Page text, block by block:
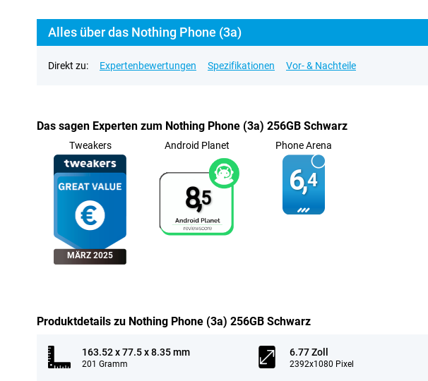
Alles über das Nothing Phone (3a)
Direkt zu: Expertenbewertungen Spezifikationen Vor- & Nachteile
Das sagen Experten zum Nothing Phone (3a) 256GB Schwarz
Tweakers
MÄRZ 2025
Android Planet
8,5
Phone Arena
6,4
Produktdetails zu Nothing Phone (3a) 256GB Schwarz
163.52 x 77.5 x 8.35 mm
201 Gramm
6.77 Zoll
2392x1080 Pixel